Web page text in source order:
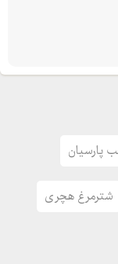
در ارتباط باشید.
پارسیان
شترمرغ هچری